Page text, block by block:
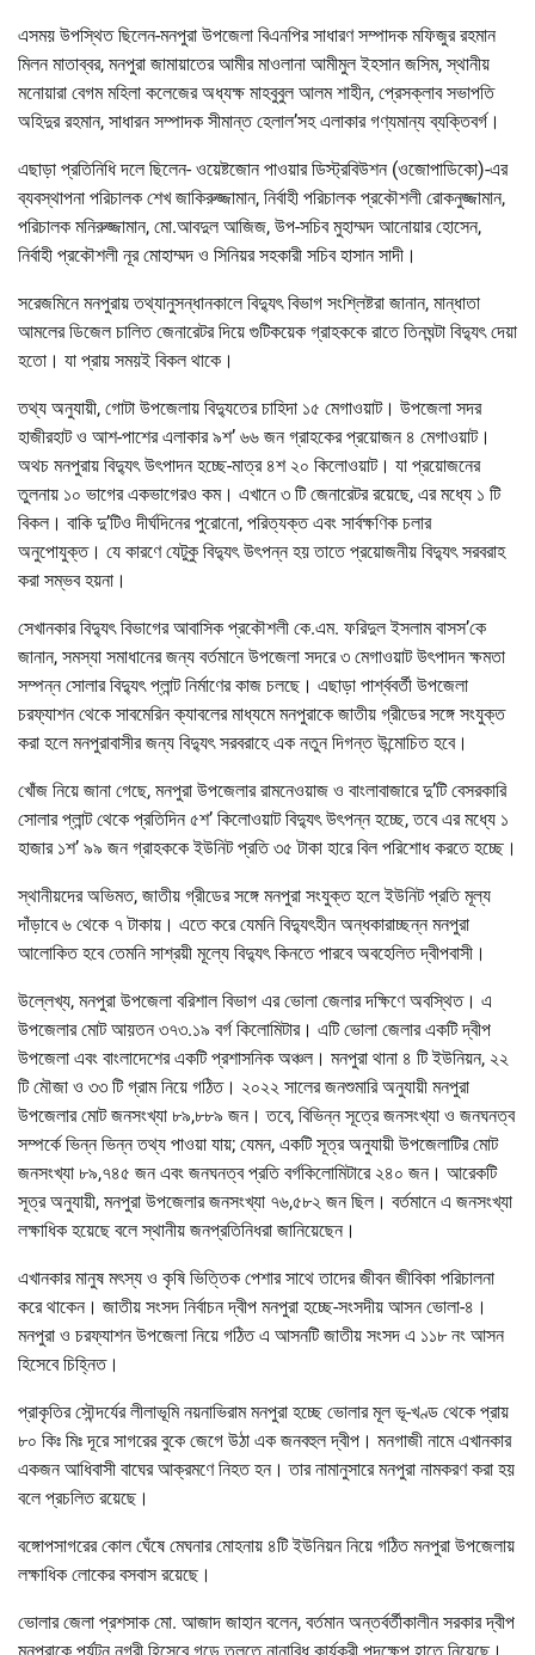
এসময় উপস্থিত ছিলেন-মনপুরা উপজেলা বিএনপির সাধারণ সম্পাদক মফিজুর রহমান
মিলন মাতাব্বর, মনপুরা জামায়াতের আমীর মাওলানা আমীমুল ইহসান জসিম, স্থানীয়
মনোয়ারা বেগম মহিলা কলেজের অধ্যক্ষ মাহবুবুল আলম শাহীন, প্রেসক্লাব সভাপতি
অহিদুর রহমান, সাধারন সম্পাদক সীমান্ত হেলাল’সহ এলাকার গণ্যমান্য ব্যক্তিবর্গ।
এছাড়া প্রতিনিধি দলে ছিলেন- ওয়েষ্টজোন পাওয়ার ডিস্ট্রবিউশন (ওজোপাডিকো)-এর
ব্যবস্থাপনা পরিচালক শেখ জাকিরুজ্জামান, নির্বাহী পরিচালক প্রকৌশলী রোকনুজ্জামান,
পরিচালক মনিরুজ্জামান, মো.আবদুল আজিজ, উপ-সচিব মুহাম্মদ আনোয়ার হোসেন,
নির্বাহী প্রকৌশলী নূর মোহাম্মদ ও সিনিয়র সহকারী সচিব হাসান সাদী।
সরেজমিনে মনপুরায় তথ্যানুসন্ধানকালে বিদ্যুৎ বিভাগ সংশ্লিষ্টরা জানান, মান্ধাতা
আমলের ডিজেল চালিত জেনারেটর দিয়ে গুটিকয়েক গ্রাহককে রাতে তিনঘন্টা বিদ্যুৎ দেয়া
হতো। যা প্রায় সময়ই বিকল থাকে।
তথ্য অনুযায়ী, গোটা উপজেলায় বিদ্যুতের চাহিদা ১৫ মেগাওয়াট। উপজেলা সদর
হাজীরহাট ও আশ-পাশের এলাকার ৯শ’ ৬৬ জন গ্রাহকের প্রয়োজন ৪ মেগাওয়াট।
অথচ মনপুরায় বিদ্যুৎ উৎপাদন হচ্ছে-মাত্র ৪শ ২০ কিলোওয়াট। যা প্রয়োজনের
তুলনায় ১০ ভাগের একভাগেরও কম। এখানে ৩ টি জেনারেটর রয়েছে, এর মধ্যে ১ টি
বিকল। বাকি দু’টিও দীর্ঘদিনের পুরোনো, পরিত্যক্ত এবং সার্বক্ষণিক চলার
অনুপোযুক্ত। যে কারণে যেটুকু বিদ্যুৎ উৎপন্ন হয় তাতে প্রয়োজনীয় বিদ্যুৎ সরবরাহ
করা সম্ভব হয়না।
সেখানকার বিদ্যুৎ বিভাগের আবাসিক প্রকৌশলী কে.এম. ফরিদুল ইসলাম বাসস’কে
জানান, সমস্যা সমাধানের জন্য বর্তমানে উপজেলা সদরে ৩ মেগাওয়াট উৎপাদন ক্ষমতা
সম্পন্ন সোলার বিদ্যুৎ প্লান্ট নির্মাণের কাজ চলছে। এছাড়া পার্শ্ববর্তী উপজেলা
চরফ্যাশন থেকে সাবমেরিন ক্যাবলের মাধ্যমে মনপুরাকে জাতীয় গ্রীডের সঙ্গে সংযুক্ত
করা হলে মনপুরাবাসীর জন্য বিদ্যুৎ সরবরাহে এক নতুন দিগন্ত উন্মোচিত হবে।
খোঁজ নিয়ে জানা গেছে, মনপুরা উপজেলার রামনেওয়াজ ও বাংলাবাজারে দু’টি বেসরকারি
সোলার প্লান্ট থেকে প্রতিদিন ৫শ’ কিলোওয়াট বিদ্যুৎ উৎপন্ন হচ্ছে, তবে এর মধ্যে ১
হাজার ১শ’ ৯৯ জন গ্রাহককে ইউনিট প্রতি ৩৫ টাকা হারে বিল পরিশোধ করতে হচ্ছে।
স্থানীয়দের অভিমত, জাতীয় গ্রীডের সঙ্গে মনপুরা সংযুক্ত হলে ইউনিট প্রতি মূল্য
দাঁড়াবে ৬ থেকে ৭ টাকায়। এতে করে যেমনি বিদ্যুৎহীন অন্ধকারাচ্ছন্ন মনপুরা
আলোকিত হবে তেমনি সাশ্রয়ী মূল্যে বিদ্যুৎ কিনতে পারবে অবহেলিত দ্বীপবাসী।
উল্লেখ্য, মনপুরা উপজেলা বরিশাল বিভাগ এর ভোলা জেলার দক্ষিণে অবস্থিত। এ
উপজেলার মোট আয়তন ৩৭৩.১৯ বর্গ কিলোমিটার। এটি ভোলা জেলার একটি দ্বীপ
উপজেলা এবং বাংলাদেশের একটি প্রশাসনিক অঞ্চল। মনপুরা থানা ৪ টি ইউনিয়ন, ২২
টি মৌজা ও ৩৩ টি গ্রাম নিয়ে গঠিত। ২০২২ সালের জনশুমারি অনুযায়ী মনপুরা
উপজেলার মোট জনসংখ্যা ৮৯,৮৮৯ জন। তবে, বিভিন্ন সূত্রে জনসংখ্যা ও জনঘনত্ব
সম্পর্কে ভিন্ন ভিন্ন তথ্য পাওয়া যায়; যেমন, একটি সূত্র অনুযায়ী উপজেলাটির মোট
জনসংখ্যা ৮৯,৭৪৫ জন এবং জনঘনত্ব প্রতি বর্গকিলোমিটারে ২৪০ জন। আরেকটি
সূত্র অনুযায়ী, মনপুরা উপজেলার জনসংখ্যা ৭৬,৫৮২ জন ছিল। বর্তমানে এ জনসংখ্যা
লক্ষাধিক হয়েছে বলে স্থানীয় জনপ্রতিনিধরা জানিয়েছেন।
এখানকার মানুষ মৎস্য ও কৃষি ভিত্তিক পেশার সাথে তাদের জীবন জীবিকা পরিচালনা
করে থাকেন। জাতীয় সংসদ নির্বাচন দ্বীপ মনপুরা হচ্ছে-সংসদীয় আসন ভোলা-৪।
মনপুরা ও চরফ্যাশন উপজেলা নিয়ে গঠিত এ আসনটি জাতীয় সংসদ এ ১১৮ নং আসন
হিসেবে চিহ্নিত।
প্রাকৃতির সৌন্দর্যের লীলাভূমি নয়নাভিরাম মনপুরা হচ্ছে ভোলার মূল ভূ-খণ্ড থেকে প্রায়
৮০ কিঃ মিঃ দূরে সাগরের বুকে জেগে উঠা এক জনবহুল দ্বীপ। মনগাজী নামে এখানকার
একজন আধিবাসী বাঘের আক্রমণে নিহত হন। তার নামানুসারে মনপুরা নামকরণ করা হয়
বলে প্রচলিত রয়েছে।
বঙ্গোপসাগরের কোল ঘেঁষে মেঘনার মোহনায় ৪টি ইউনিয়ন নিয়ে গঠিত মনপুরা উপজেলায়
লক্ষাধিক লোকের বসবাস রয়েছে।
ভোলার জেলা প্রশসাক মো. আজাদ জাহান বলেন, বর্তমান অন্তর্বর্তীকালীন সরকার দ্বীপ
মনপুরাকে পর্যটন নগরী হিসেবে গড়ে তুলতে নানাবিধ কার্যকরী পদক্ষেপ হাতে নিয়েছে।